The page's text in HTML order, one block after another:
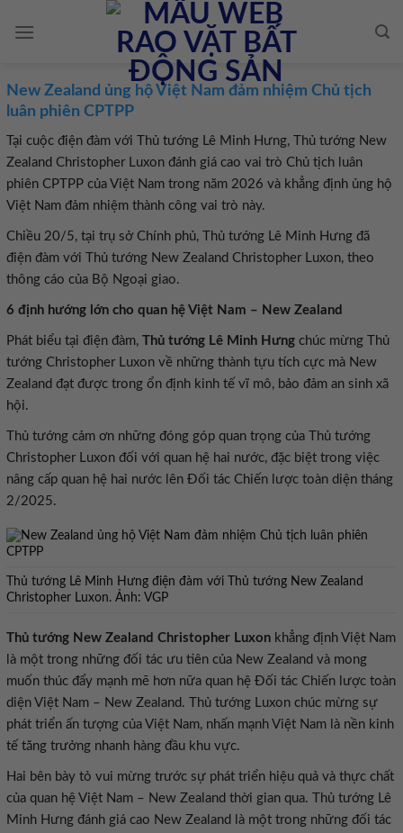
New Zealand ủng hộ Việt Nam đảm nhiệm Chủ tịch
luân phiên CPTPP
Tại cuộc điện đàm với Thủ tướng Lê Minh Hưng, Thủ tướng New
Zealand Christopher Luxon đánh giá cao vai trò Chủ tịch luân
phiên CPTPP của Việt Nam trong năm 2026 và khẳng định ủng hộ
Việt Nam đảm nhiệm thành công vai trò này.
Chiều 20/5, tại trụ sở Chính phủ, Thủ tướng Lê Minh Hưng đã
điện đàm với Thủ tướng New Zealand Christopher Luxon, theo
thông cáo của Bộ Ngoại giao.
6 định hướng lớn cho quan hệ Việt Nam – New Zealand
Phát biểu tại điện đàm, Thủ tướng Lê Minh Hưng chúc mừng Thủ
tướng Christopher Luxon về những thành tựu tích cực mà New
Zealand đạt được trong ổn định kinh tế vĩ mô, bảo đảm an sinh xã
hội.
Thủ tướng cảm ơn những đóng góp quan trọng của Thủ tướng
Christopher Luxon đối với quan hệ hai nước, đặc biệt trong việc
nâng cấp quan hệ hai nước lên Đối tác Chiến lược toàn diện tháng
2/2025.
Thủ tướng Lê Minh Hưng điện đàm với Thủ tướng New Zealand
Christopher Luxon. Ảnh: VGP
Thủ tướng New Zealand Christopher Luxon khẳng định Việt Nam
là một trong những đối tác ưu tiên của New Zealand và mong
muốn thúc đẩy mạnh mẽ hơn nữa quan hệ Đối tác Chiến lược toàn
diện Việt Nam – New Zealand. Thủ tướng Luxon chúc mừng sự
phát triển ấn tượng của Việt Nam, nhấn mạnh Việt Nam là nền kinh
tế tăng trưởng nhanh hàng đầu khu vực.
Hai bên bày tỏ vui mừng trước sự phát triển hiệu quả và thực chất
của quan hệ Việt Nam – New Zealand thời gian qua. Thủ tướng Lê
Minh Hưng đánh giá cao New Zealand là một trong những đối tác